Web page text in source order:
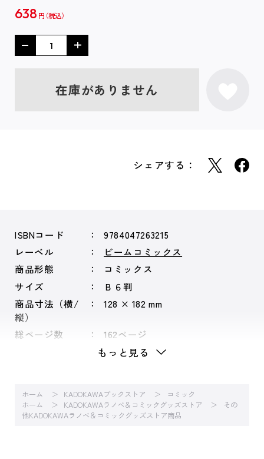
638 円
在庫がありません
シェアする：
ISBNコード
9784047263215
レーベル
ビームコミックス
商品形態
コミックス
サイズ
Ｂ６判
商品寸法（横/
縦）
128 × 182 mm
総ページ数 162ページ
もっと見る
ホーム KADOKAWAブックストア
コミック
ホーム
KADOKAWAラノベ＆コミックグッズストア
その
他KADOKAWAラノベ＆コミックグッズストア商品